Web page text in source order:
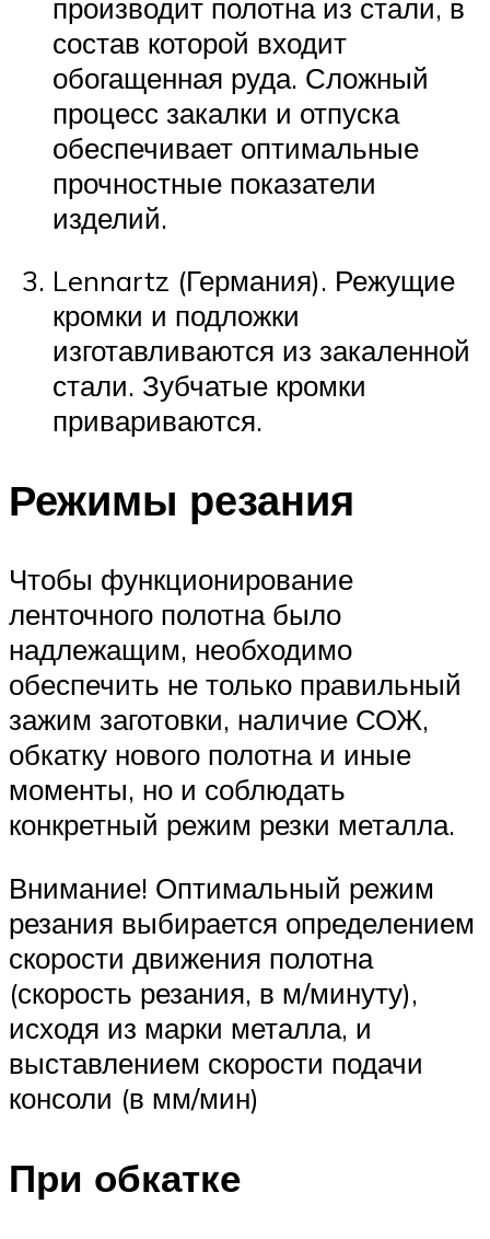
производит полотна из стали, в
состав которой входит
обогащенная руда. Сложный
процесс закалки и отпуска
обеспечивает оптимальные
прочностные показатели
изделий.
Lennartz (Германия). Режущие
кромки и подложки
изготавливаются из закаленной
стали. Зубчатые кромки
привариваются.
Режимы резания
Чтобы функционирование
ленточного полотна было
надлежащим, необходимо
обеспечить не только правильный
зажим заготовки, наличие СОЖ,
обкатку нового полотна и иные
моменты, но и соблюдать
конкретный режим резки металла.
Внимание! Оптимальный режим
резания выбирается определением
скорости движения полотна
(скорость резания, в м/минуту),
исходя из марки металла, и
выставлением скорости подачи
консоли (в мм/мин)
При обкатке